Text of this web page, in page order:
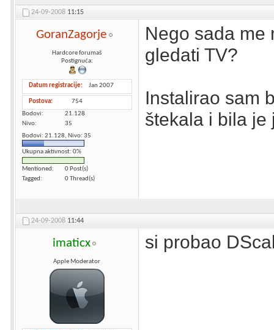
24-09-2008 11:15
GoranZagorje
Hardcore forumaš
Postignuća:
Datum registracije Jan 2007
Postova
754
Bodovi
21.128
Nivo
35
Bodovi: 21.128, Nivo: 35
Ukupna aktivnost: 0%
Mentioned
0 Post(s)
Tagged
0 Thread(s)
Nego sada me
gledati TV?
Instalirao sam
štekala i bila
24-09-2008 11:44
imaticx
Apple Moderator
si probao